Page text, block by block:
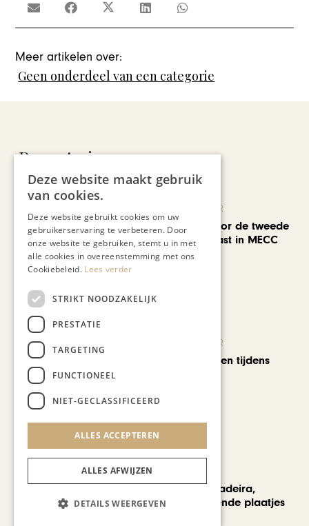
Meer artikelen over:
Geen onderdeel van een categorie
Recent nieuws
KUNST & CULTUUR
EuropArtFair voor de tweede
keer op rij te gast in MECC
Maastricht
KUNST & CULTUUR
Wereldse beelden tijdens
REIZEN
Een week op Madeira,
voorbij de bekende plaatjes
Deze website maakt gebruik
van cookies.
Deze website gebruikt cookies om uw
gebruikerservaring te verbeteren. Door
onze website te gebruiken, stemt u in met
alle cookies in overeenstemming met ons
Cookiebeleid. Lees verder
STRIKT NOODZAKELIJK
PRESTATIE
TARGETING
FUNCTIONEEL
NIET-GECLASSIFICEERD
ALLES ACCEPTEREN
ALLES AFWIJZEN
DETAILS WEERGEVEN